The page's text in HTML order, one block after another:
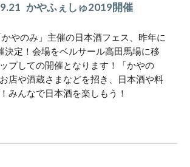
かやふぇしゅ2019開催
やのみ」主催の日本酒フェス、昨年に
決定！会場をベルサール高田馬場に移
プしての開催となります！「かやの
店や酒蔵さまなどを招き、日本酒や料
みんなで日本酒を楽しもう！